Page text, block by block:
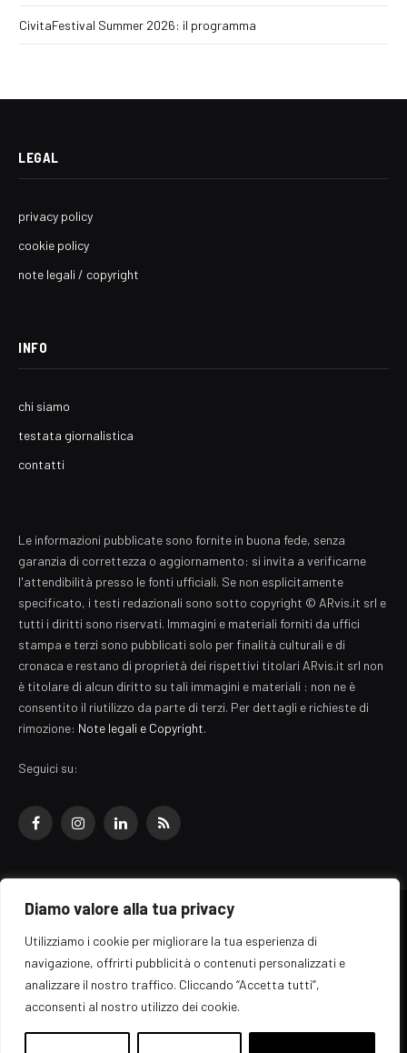
Diamo valore alla tua privacy
Utilizziamo i cookie per migliorare la tua esperienza di
navigazione, offrirti pubblicità o contenuti personalizzati e
analizzare il nostro traffico. Cliccando “Accetta tutti”,
acconsenti al nostro utilizzo dei cookie.
CivitaFestival Summer 2026: il programma
LEGAL
privacy policy
cookie policy
note legali / copyright
INFO
chi siamo
testata giornalistica
contatti
Le informazioni pubblicate sono fornite in buona fede, senza
garanzia di correttezza o aggiornamento: si invita a verificarne
l'attendibilità presso le fonti ufficiali. Se non esplicitamente
specificato, i testi redazionali sono sotto copyright © ARvis.it srl e
tutti i diritti sono riservati. Immagini e materiali forniti da uffici
stampa e terzi sono pubblicati solo per finalità culturali e di
cronaca e restano di proprietà dei rispettivi titolari ARvis.it srl non
è titolare di alcun diritto su tali immagini e materiali : non ne è
consentito il riutilizzo da parte di terzi. Per dettagli e richieste di
rimozione: Note legali e Copyright.
Seguici su:
FacebookInstagramLinkedInRSS
© 2026 EZ Rome Designed by ARvis.it
Il portale EZ Rome e' una testata giornalistica di carattere generalista
registrata al tribunale di Roma - Numero 389/2008
Direttore responsabile: Raffaella Roani - ISSN: 2036-783X
Edito da ARvis.it srl - via Alessandria 88 - 00198 Roma CF/PI/R.I.